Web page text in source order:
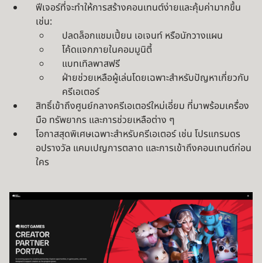
ฟีเจอร์ที่จะทำให้การสร้างคอนเทนต์ง่ายและคุ้มค่ามากขึ้น
เช่น:
ปลดล็อกแชมเปี้ยน เอเจนท์ หรือนักวางแผน
โค้ดแจกภายในคอมมูนิตี้
แบทเทิลพาสฟรี
ฝ่ายช่วยเหลือผู้เล่นโดยเฉพาะสำหรับปัญหาเกี่ยวกับ
ครีเอเตอร์
สิทธิ์เข้าถึงศูนย์กลางครีเอเตอร์ใหม่เอี่ยม ที่มาพร้อมเครื่อง
มือ ทรัพยากร และการช่วยเหลือต่าง ๆ
โอกาสสุดพิเศษเฉพาะสำหรับครีเอเตอร์ เช่น โปรแกรมดร
อปรางวัล แคมเปญการตลาด และการเข้าถึงคอนเทนต์ก่อน
ใคร